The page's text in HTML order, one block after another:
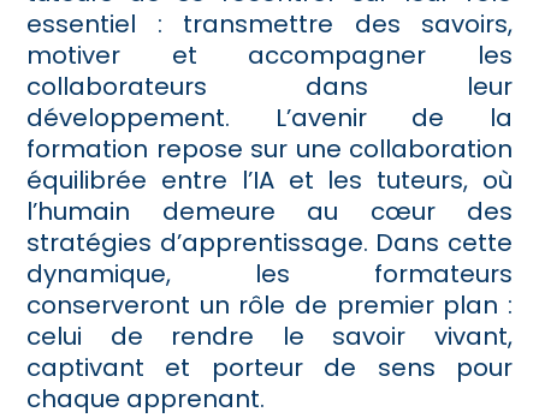
essentiel : transmettre des savoirs,
motiver et accompagner les
collaborateurs dans leur
développement. L’avenir de la
formation repose sur une collaboration
équilibrée entre l’IA et les tuteurs, où
l’humain demeure au cœur des
stratégies d’apprentissage. Dans cette
dynamique, les formateurs
conserveront un rôle de premier plan :
celui de rendre le savoir vivant,
captivant et porteur de sens pour
chaque apprenant.